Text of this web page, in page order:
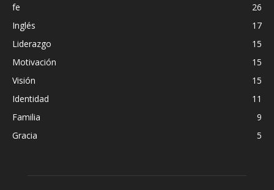
fe
26
Inglés
17
Liderazgo
15
Motivación
15
Visión
15
Identidad
11
Familia
9
Gracia
5